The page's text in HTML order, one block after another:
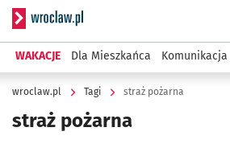
Serwis informacyjny
WAKACJE Dla Mieszkańca Komunikacja
wroclaw.pl Tagi straż pożarna
straż pożarna